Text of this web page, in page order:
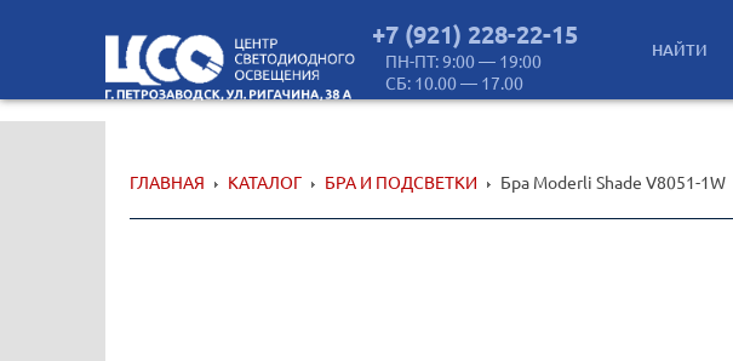
+7 (921) 228-22-15
ПН-ПТ: 9:00 — 19:00
СБ: 10.00 — 17.00
НАЙТИ
ГЛАВНАЯ КАТАЛОГ БРА И ПОДСВЕТКИ Бра Moderli Shade V8051-1W